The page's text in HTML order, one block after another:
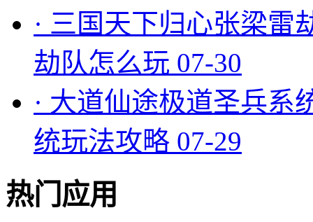
· 三国天下归心张梁雷
劫队怎么玩 07-30
· 大道仙途极道圣兵系
统玩法攻略 07-29
热门应用